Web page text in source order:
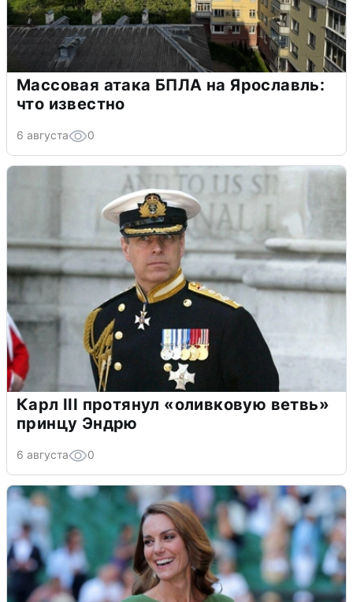
Массовая атака БПЛА на Ярославль:
что известно
6 августа 0
Карл III протянул «оливковую ветвь»
принцу Эндрю
6 августа 0